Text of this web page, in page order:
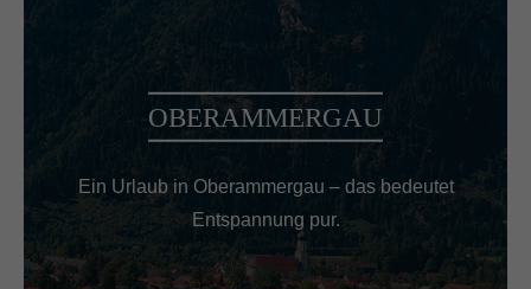
OBERAMMERGAU
Ein Urlaub in Oberammergau – das bedeutet
Entspannung pur.